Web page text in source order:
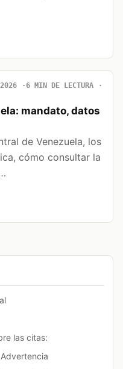
las citas:
6 MIN DE LECTURA
mandato, datos
de Venezuela, los
cómo consultar la